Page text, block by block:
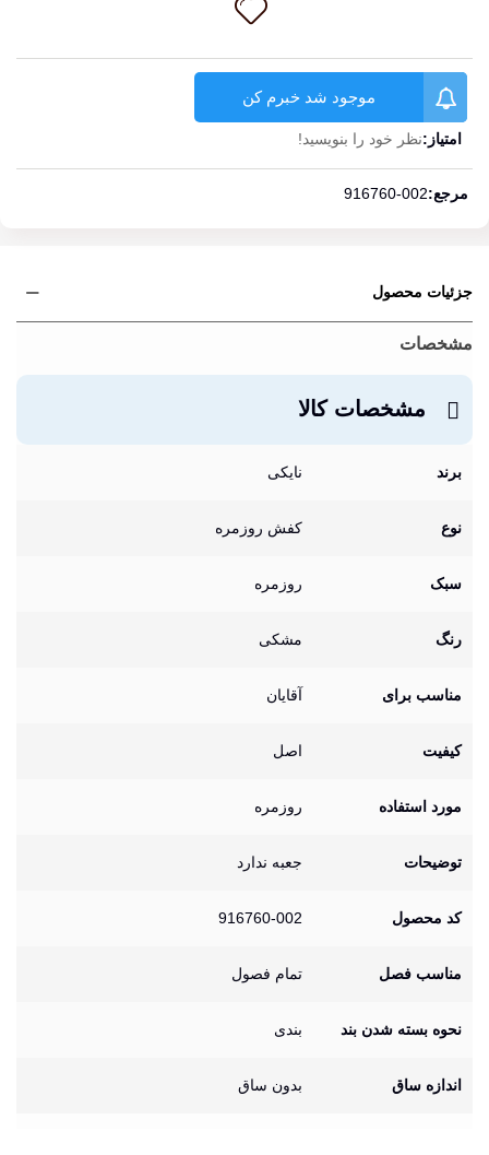
موجود شد خبرم کن
امتیاز:نظر خود را بنویسید!
مرجع:916760-002
جزئیات محصول
مشخصات
مشخصات کالا
برند نایکی
نوع کفش روزمره
سبک روزمره
رنگ مشکی
مناسب برای آقایان
کیفیت اصل
مورد استفاده روزمره
توضیحات جعبه ندارد
کد محصول 916760-002
مناسب فصل تمام فصول
نحوه بسته شدن بند بندی
اندازه ساق بدون ساق